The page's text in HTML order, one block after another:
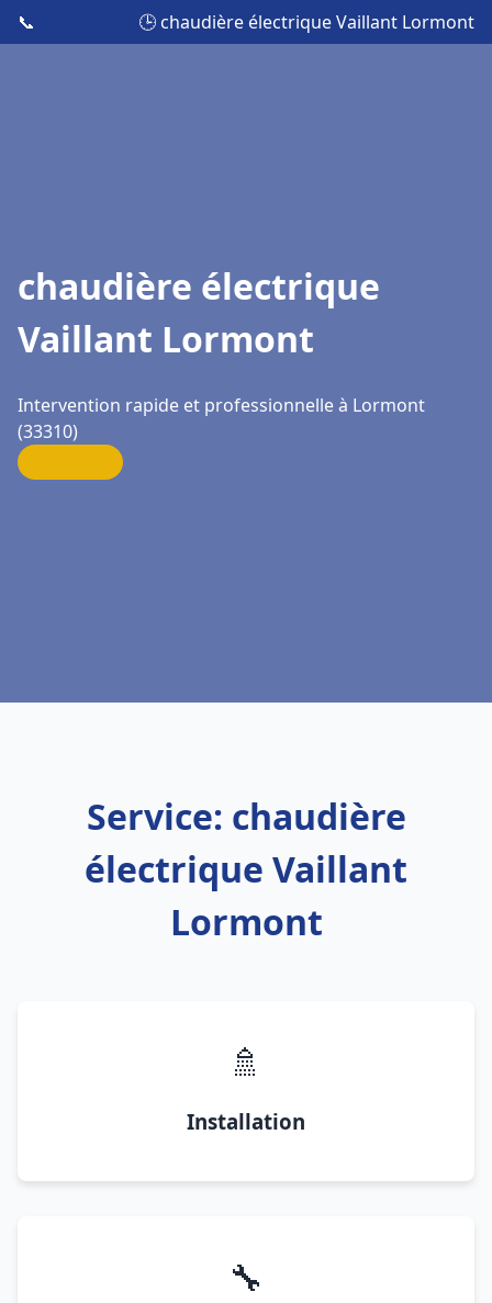
📞 🕒 chaudière électrique Vaillant Lormont
chaudière électrique
Vaillant Lormont
Intervention rapide et professionnelle à Lormont
(33310)
Service: chaudière
électrique Vaillant
Lormont
🚿
Installation
🔧